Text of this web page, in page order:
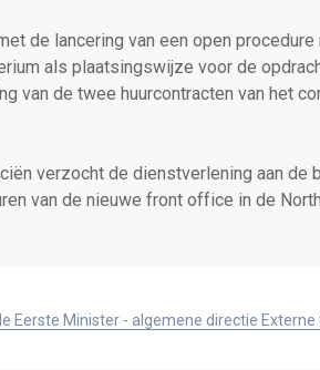
de lancering van een open
als plaatsingswijze voor de
van de twee huurcontracten van het
verzocht de dienstverlening aan de
van de nieuwe front office in de
Eerste Minister - algemene directie